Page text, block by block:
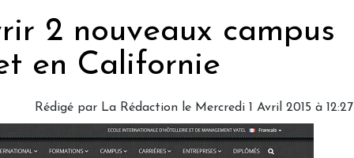
2 nouveaux campus
en Californie
Rédigé par La Rédaction le Mercredi 1 Avril 2015 à 12:27